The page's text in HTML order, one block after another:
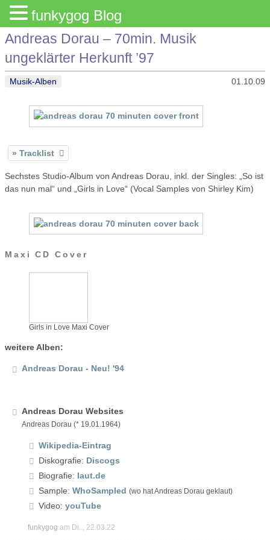
Andreas Dorau – 70min. Musik
ungeklärter Herkunft ’97
Musik-Alben 01.10.09
Tracklist
Sechstes Studio-Album von Andreas Dorau, inkl. der Singles: „So ist
das nun mal“ und „Girls in Love“ (Vocal Samples von Shirley Kim)
Maxi CD Cover
Girls in Love Maxi Cover
weitere Alben:
Andreas Dorau - Neu! '94
Andreas Dorau Websites
Andreas Dorau (* 19.01.1964)
Wikipedia-Eintrag
Diskografie: Discogs
Biografie: laut.de
Sample: WhoSampled (wo hat Andreas Dorau geklaut)
Video: youTube
funkygog am Di.., 22.03.22
funkygog Blog